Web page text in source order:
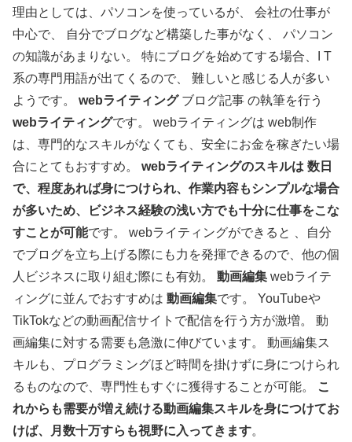
理由としては、パソコンを使っているが、 会社の仕事が
中心で、 自分でブログなど構築した事がなく、 パソコン
の知識があまりない。 特にブログを始めてする場合、I T
系の専門用語が出てくるので、 難しいと感じる人が多い
ようです。 webライティングブログ記事 の執筆を行う
webライティングです。 webライティングは web制作
は、専門的なスキルがなくても、安全にお金を稼ぎたい場
合にとてもおすすめ。 webライティングのスキルは 数日
で、程度あれば身につけられ、作業内容もシンプルな場合
が多いため、ビジネス経験の浅い方でも十分に仕事をこな
すことが可能です。 webライティングができると 、自分
でブログを立ち上げる際にも力を発揮できるので、他の個
人ビジネスに取り組む際にも有効。 動画編集 webライテ
ィングに並んでおすすめは 動画編集です。 YouTubeや
TikTokなどの動画配信サイトで配信を行う方が激増。 動
画編集に対する需要も急激に伸びています。 動画編集ス
キルも、プログラミングほど時間を掛けずに身につけられ
るものなので、専門性もすぐに獲得することが可能。
こ
れからも需要が増え続ける動画編集スキルを身につけてお
けば、月数十万すらも視野に入ってきます。